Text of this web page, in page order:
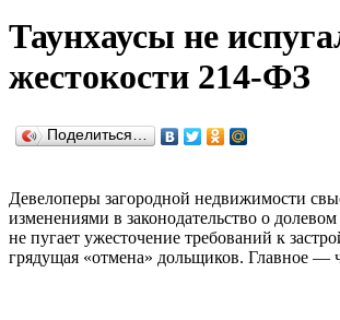
Таунхаусы не
жестокости 214-ФЗ
Поделиться…
Девелоперы загородной недвижимости
изменениями в законодательство о
не пугает ужесточение требований к
грядущая «отмена» дольщиков. Главное —